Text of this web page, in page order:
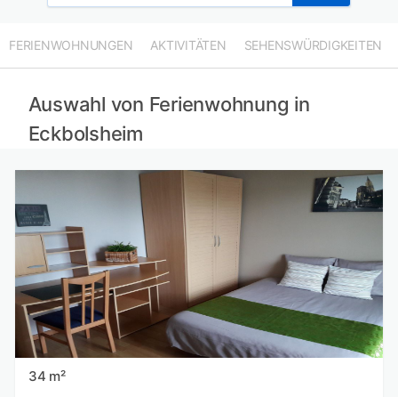
FERIENWOHNUNGEN AKTIVITÄTEN SEHENSWÜRDIGKEITEN
Auswahl von Ferienwohnung in
Eckbolsheim
34 m²